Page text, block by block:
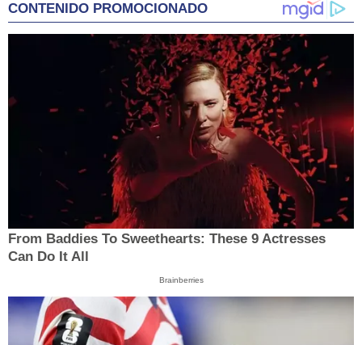
CONTENIDO PROMOCIONADO
From Baddies To Sweethearts: These 9 Actresses
Can Do It All
Brainberries